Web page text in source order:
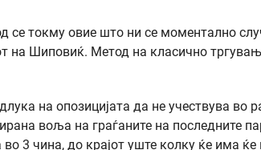
се токму овие што ни се моментално
на Шиповиќ. Метод на класично
на опозицијата да не учествува во
воља на граѓаните на последните
во 3 чина, до крајот уште колку ќе има